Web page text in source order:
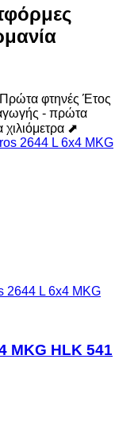
Πρώτα φτηνές Έτος
- πρώτα
χιλιόμετρα ⬈
2644 L 6x4 MKG
MKG HLK 541